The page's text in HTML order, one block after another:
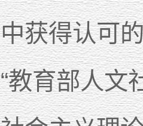
中获得认可
“教育部人文